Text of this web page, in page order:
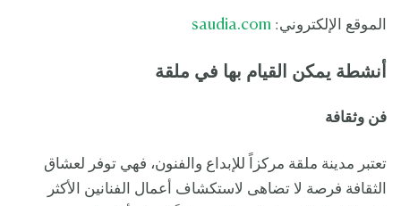
الموقع الإلكتروني: saudia.com
أنشطة يمكن القيام بها في ملقة
فن وثقافة
تعتبر مدينة ملقة مركزاً للإبداع والفنون، فهي توفر لعشاق
الثقافة فرصة لا تضاهى لاستكشاف أعمال الفنانين الأكثر